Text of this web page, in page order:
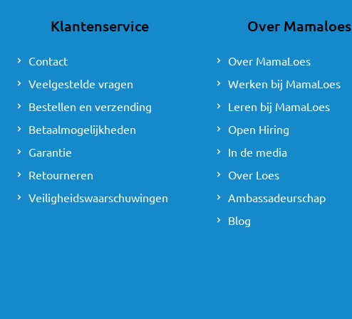
Klantenservice
Contact
Veelgestelde vragen
Bestellen en verzending
Betaalmogelijkheden
Garantie
Retourneren
Veiligheidswaarschuwingen
Over Mamaloes
Over MamaLoes
Werken bij MamaLoes
Leren bij MamaLoes
Open Hiring
In de media
Over Loes
Ambassadeurschap
Blog